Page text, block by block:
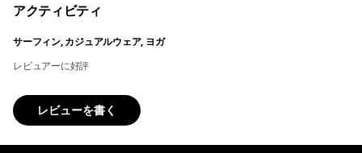
アクティビティ
サーフィン, カジュアルウェア, ヨガ
レビュアーに好評
レビューを書く